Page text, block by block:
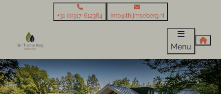
+31 (0)317-612384 info@thijmseberg.nl
Menu